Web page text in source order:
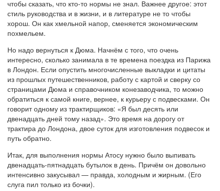
чтобы сказать, что кто-то нормы не знал. Важнее другое: этот
стиль руководства и в жизни, и в литературе не то чтобы
хорош. Он как хмельной напор, сменяется экономическим
похмельем.
Но надо вернуться к Дюма. Начнём с того, что очень
интересно, сколько занимала в те времена поездка из Парижа
в Лондон. Если опустить многочисленные выкладки и цитаты
из прошлых путешественников, работу с картой и сверку со
страницами Дюма и справочником конезаводчика, то можно
обратиться к самой книге, вернее, к курьеру с подвесками. Он
говорит одному из трактирщиков: «Я был десять или
двенадцать дней тому назад». Это время на дорогу от
трактира до Лондона, двое суток для изготовления подвесок и
путь обратно.
Итак, для выполнения нормы Атосу нужно было выпивать
двенадцать-пятнадцать бутылок в день. Причём он довольно
интенсивно закусывал — правда, холодным и жирным. (Его
слуга пил только из бочки).